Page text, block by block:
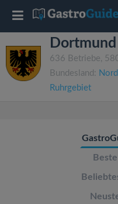
Dortmund
636 Betriebe,
Bundesland:
Ruhrgebiet
T
o
g